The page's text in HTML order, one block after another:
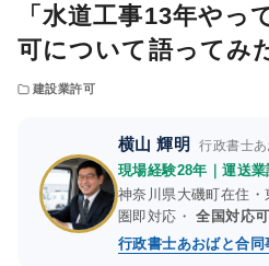
「水道工事13年やっ
可について語ってみ
建設業許可
横山 輝明 行政書士
現場経験28年｜運送
神奈川県大磯町在住
圏即対応・全国対応可
行政書士あおばと合